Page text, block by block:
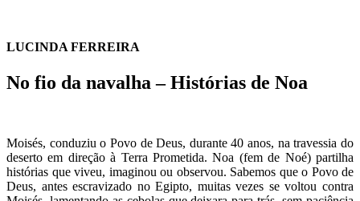
LUCINDA FERREIRA
No fio da navalha – Histórias de Noa
Moisés, conduziu o Povo de Deus, durante 40 anos, na travessia do
deserto em direção à Terra Prometida. Noa (fem de Noé) partilha
histórias que viveu, imaginou ou observou. Sabemos que o Povo de
Deus, antes escravizado no Egipto, muitas vezes se voltou contra